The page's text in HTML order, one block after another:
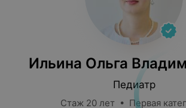
Ильина Ольга
Педиатр
Стаж 20 лет • Первая